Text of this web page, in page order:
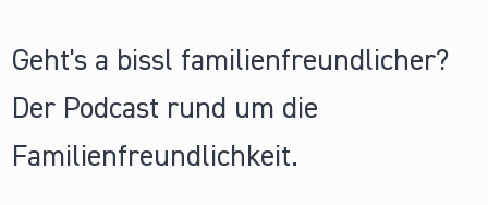
Geht's a bissl familienfreundlicher?
Der Podcast rund um die
Familienfreundlichkeit.